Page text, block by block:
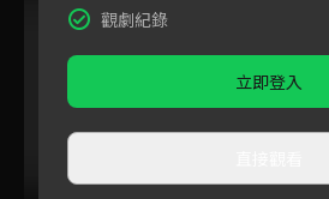
觀劇紀錄
立即登入